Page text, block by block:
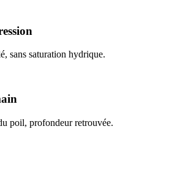
sans saturation hydrique.
poil, profondeur retrouvée.